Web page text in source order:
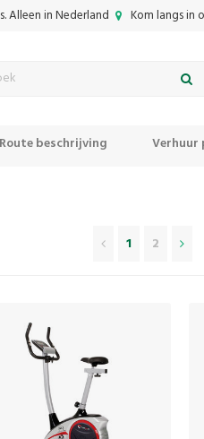
Alleen in Nederland Kom langs in
Route beschrijving
1 2